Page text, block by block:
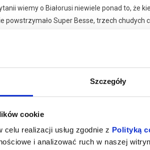
Szczegóły
cookie
realizacji usług zgodnie z Polityką
i analizować ruch w naszej
wiemy o Białorusi niewiele ponad to, że
powstrzymało Super Besse, trzech
napędzanym basem post punkiem początku
muzykę, która wykracza poza swoje
Than War”. 5 lutego 2021 roku zespół
scenie tanecznej.
ocenianego albumu: Vertigo Days.
roku grupa przeszła w swojej historii
struktura nowego albumu,